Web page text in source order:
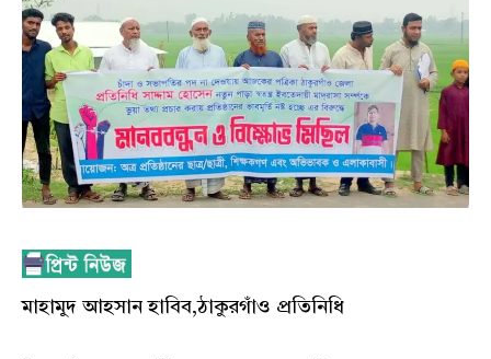
মাহামুদ আহসান হাবিব,ঠাকুরগাঁও প্রতিনিধি